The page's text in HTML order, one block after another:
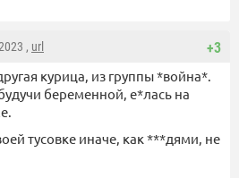
+3
, url
курица, из группы *война*.
беременной, е*лась на
тусовке иначе, как ***дями, не